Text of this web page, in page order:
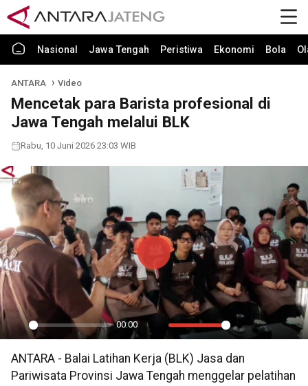
Nasional Jawa Tengah Peristiwa Ekonomi Bola
ANTARA Video
Mencetak para Barista profesional di
Jawa Tengah melalui BLK
Rabu, 10 Juni 2026 23:03 WIB
Play
00:00
Mute Settings
PIP
Play
ANTARA - Balai Latihan Kerja (BLK) Jasa dan
Pariwisata Provinsi Jawa Tengah menggelar pelatihan